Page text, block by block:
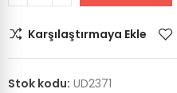
Karşılaştırmaya Ekle
Stok kodu: UD2371